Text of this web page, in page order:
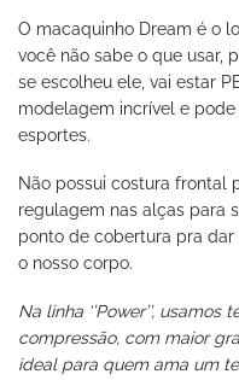
O macaquinho Dream é o
você não sabe o que usar,
se escolheu ele, vai estar
modelagem incrível e
esportes.
Não possui costura frontal
regulagem nas alças para
ponto de cobertura pra
o nosso corpo.
Na linha ‘’Power’’,
compressão, com maior
ideal para quem ama um